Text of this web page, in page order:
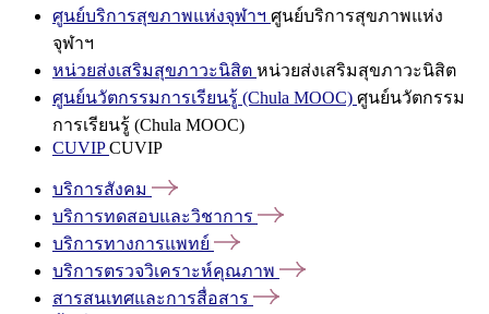
ศูนย์บริการสุขภาพแห่งจุฬาฯ ศูนย์บริการสุขภาพแห่ง
จุฬาฯ
หน่วยส่งเสริมสุขภาวะนิสิต หน่วยส่งเสริมสุขภาวะนิสิต
ศูนย์นวัตกรรมการเรียนรู้ (Chula MOOC) ศูนย์นวัตกรรม
การเรียนรู้ (Chula MOOC)
CUVIPCUVIP
บริการสังคม
บริการทดสอบและวิชาการ
บริการทางการแพทย์
บริการตรวจวิเคราะห์คุณภาพ
สารสนเทศและการสื่อสาร